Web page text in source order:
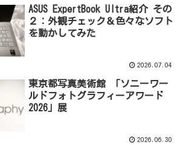
ASUS ExpertBook Ultra紹介 その
２：外観チェック＆色々なソフト
を動かしてみた
2026.07.04
東京都写真美術館 「ソニーワー
ルドフォトグラフィーアワード
2026」展
2026.06.30